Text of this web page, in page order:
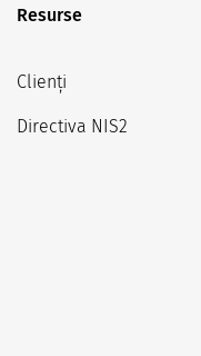
Resurse
Clienți
Directiva NIS2